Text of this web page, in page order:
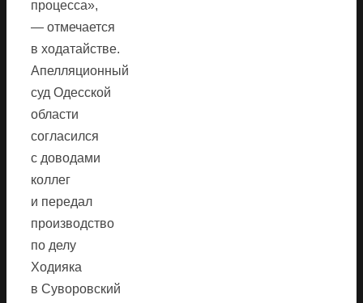
процесса»,
— отмечается
в ходатайстве.
Апелляционный
суд Одесской
области
согласился
с доводами
коллег
и передал
производство
по делу
Ходияка
в Суворовский